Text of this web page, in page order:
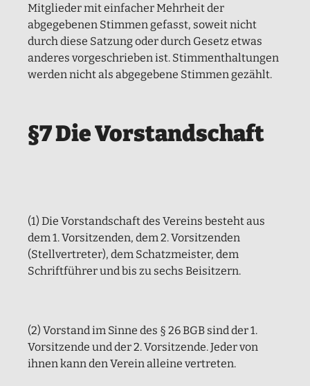
Mitglieder mit einfacher Mehrheit der
abgegebenen Stimmen gefasst, soweit nicht
durch diese Satzung oder durch Gesetz etwas
anderes vorgeschrieben ist. Stimmenthaltungen
werden nicht als abgegebene Stimmen gezählt.
§7 Die Vorstandschaft
(1) Die Vorstandschaft des Vereins besteht aus
dem 1. Vorsitzenden, dem 2. Vorsitzenden
(Stellvertreter), dem Schatzmeister, dem
Schriftführer und bis zu sechs Beisitzern.
(2) Vorstand im Sinne des § 26 BGB sind der 1.
Vorsitzende und der 2. Vorsitzende. Jeder von
ihnen kann den Verein alleine vertreten.